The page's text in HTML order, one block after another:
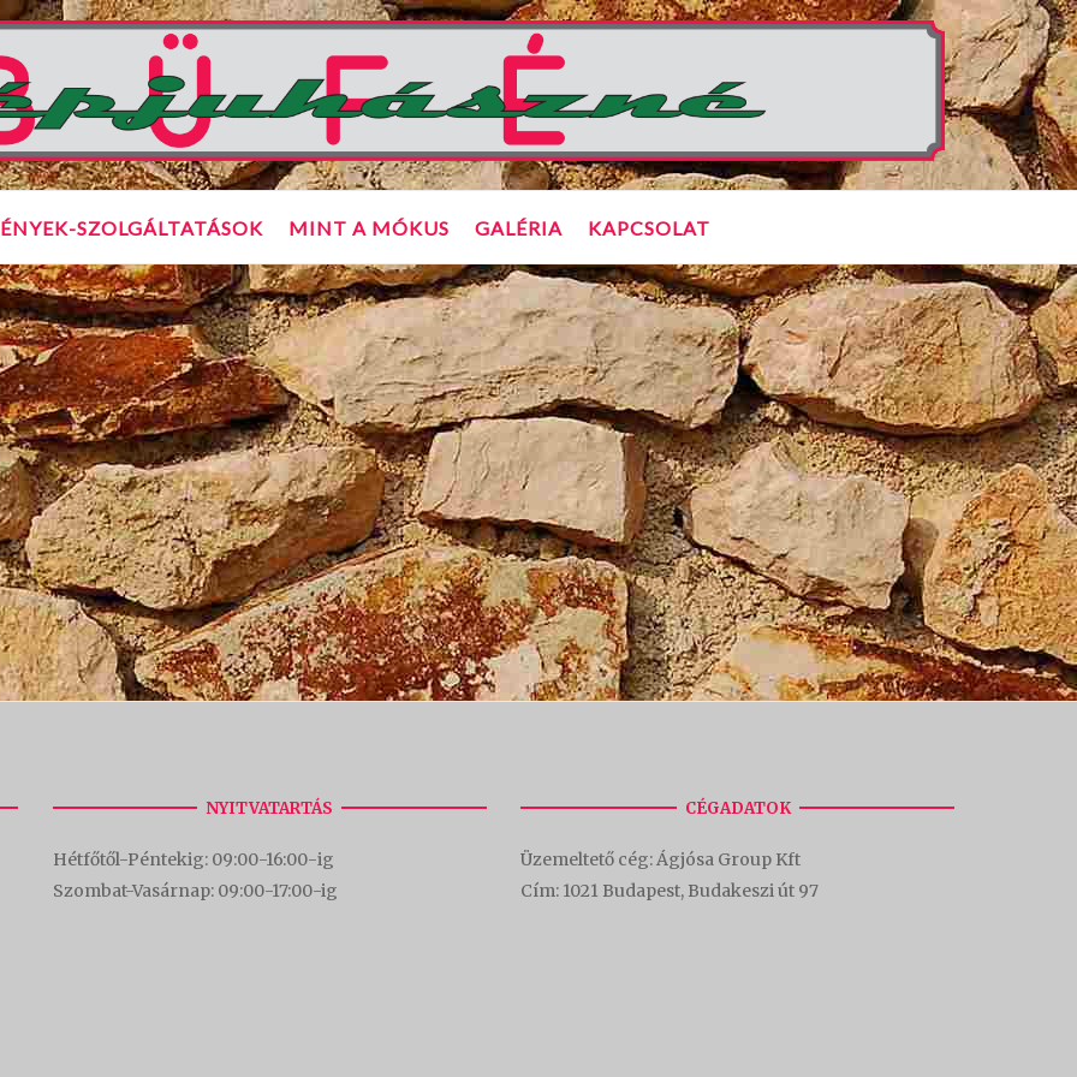
SZOLGÁLTATÁSOK MINT A MÓKUS GALÉRIA KAPCSOLAT
NYITVATARTÁS
Hétfőtől-Péntekig: 09:00-16:00-ig
Szombat-Vasárnap: 09:00-17:00-ig
CÉGADATOK
Üzemeltető cég: Ágjósa Group Kft
Cím: 1021 Budapest, Budakeszi út 97